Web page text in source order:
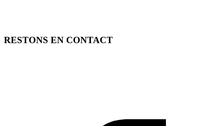
RESTONS EN CONTACT